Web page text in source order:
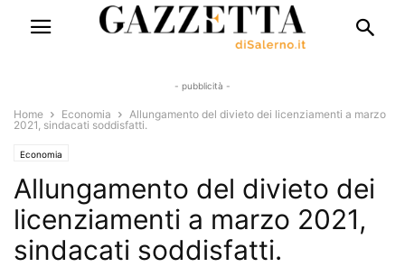
- pubblicità -
Home Economia
Allungamento del divieto dei licenziamenti a marzo
2021, sindacati soddisfatti.
Economia
Allungamento del divieto dei
licenziamenti a marzo 2021,
sindacati soddisfatti.